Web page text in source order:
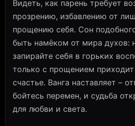
Видеть, как парень требует
прозрению, избавлению от
прощению себя. Сон
быть намёком от мира духов:
запирайте себя в горьких
только с прощением
счастье. Ванга наставляет –
бойтесь перемен, и судьба
для любви и света.